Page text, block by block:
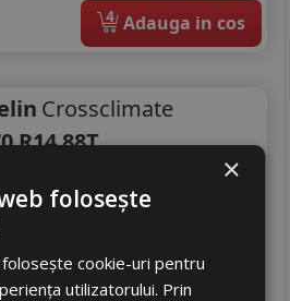
4 Adauga in cos
Crossclimate
R14 88T
C
A 68 dB
×
folosește
cookie-uri pentru
utilizatorului. Prin